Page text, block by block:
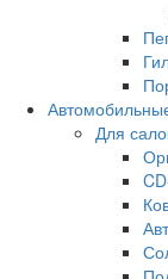
Для